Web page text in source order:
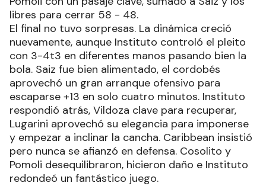
libres para cerrar 58 - 48.
El final no tuvo sorpresas. La dinámica creció
nuevamente, aunque Instituto controló el pleito
con 3-4t3 en diferentes manos pasando bien la
bola. Saiz fue bien alimentado, el cordobés
aprovechó un gran arranque ofensivo para
escaparse +13 en solo cuatro minutos. Instituto
respondió atrás, Vildoza clave para recuperar,
Lugarini aprovechó su elegancia para imponerse
y empezar a inclinar la cancha. Caribbean insistió
pero nunca se afianzó en defensa. Cosolito y
Pomoli desequilibraron, hicieron daño e Instituto
redondeó un fantástico juego.